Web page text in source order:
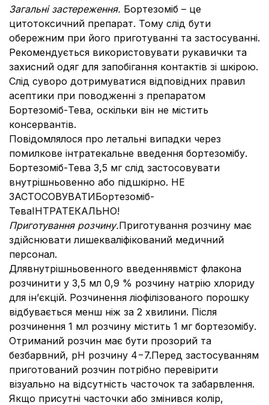
Загальні застереження. Бортезоміб – це
цитотоксичний препарат. Тому слід бути
обережним при його приготуванні та застосуванні.
Рекомендується використовувати рукавички та
захисний одяг для запобігання контактів зі шкірою.
Слід суворо дотримуватися відповідних правил
асептики при поводженні з препаратом
Бортезоміб-Тева, оскільки він не містить
консервантів.
Повідомлялося про летальні випадки через
помилкове інтратекальне введення бортезомібу.
Бортезоміб-Тева 3,5 мг слід застосовувати
внутрішньовенно або підшкірно. НЕ
ЗАСТОСОВУВАТИБортезоміб-
ТеваІНТРАТЕКАЛЬНО!
Приготування розчину.Приготування розчину має
здійснювати лишекваліфікований медичний
персонал.
Длявнутрішньовенного введеннявміст флакона
розчинити у 3,5 мл 0,9 % розчину натрію хлориду
для ін’єкцій. Розчинення ліофілізованого порошку
відбувається менш ніж за 2 хвилини. Після
розчинення 1 мл розчину містить 1 мг бортезомібу.
Отриманий розчин має бути прозорий та
безбарвний, рН розчину 4−7.Перед застосуванням
приготований розчин потрібно перевірити
візуально на відсутність часточок та забарвлення.
Якщо присутні часточки або змінився колір,